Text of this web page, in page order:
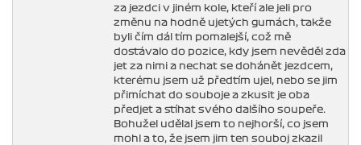
za jezdci v jiném kole, kteří ale jeli pro
změnu na hodně ujetých gumách, takže
byli čím dál tím pomalejší, což mě
dostávalo do pozice, kdy jsem nevěděl zda
jet za nimi a nechat se dohánět jezdcem,
kterému jsem už předtím ujel, nebo se jim
přimíchat do souboje a zkusit je oba
předjet a stíhat svého dalšího soupeře.
Bohužel udělal jsem to nejhorší, co jsem
mohl a to, že jsem jim ten souboj zkazil